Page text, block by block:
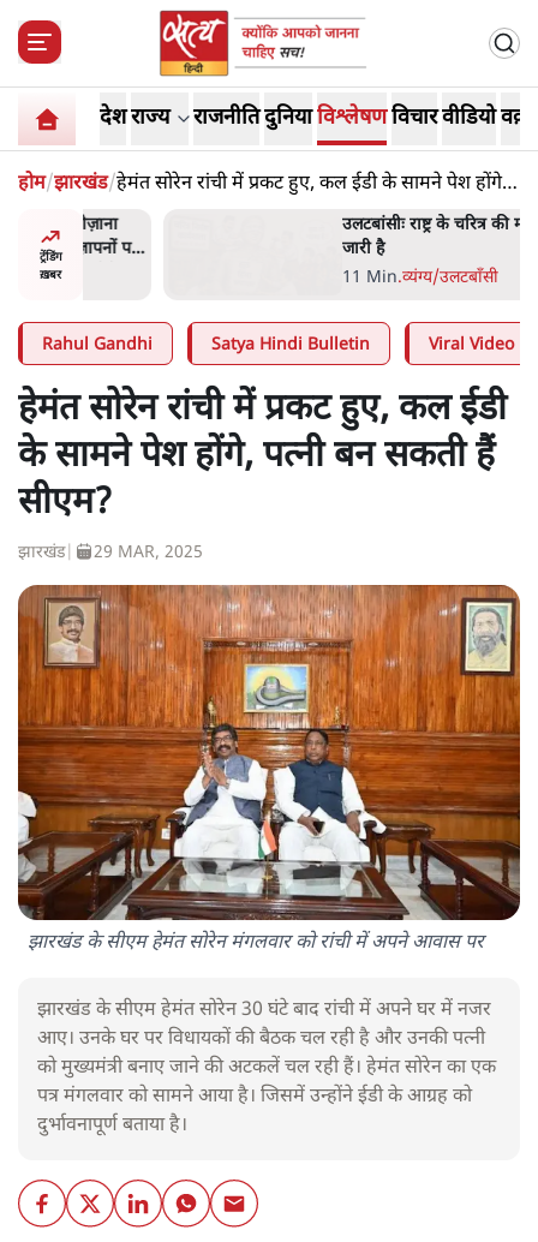
देशराज्य राजनीतिदुनियाविश्लेषणविचारवीडियो
होम/झारखंड/हेमंत सोरेन रांची में प्रकट हुए, कल ईडी के सामने पेश होंगे,
पत्नी बन सकती हैं सीएम?
ट्रेंडिंग
ख़बर
पर
उलटबांसीः राष्ट्र के चरित्र की मरम्मत
व्यंग्य/उलटबाँसी
Rahul Gandhi Satya Hindi Bulletin Viral Video
हेमंत सोरेन रांची में प्रकट हुए, कल ईडी
के सामने पेश होंगे, पत्नी बन सकती हैं
सीएम?
झारखंड| 29 MAR, 2025
झारखंड के सीएम हेमंत सोरेन मंगलवार को रांची में अपने आवास पर
झारखंड के सीएम हेमंत सोरेन 30 घंटे बाद रांची में अपने घर में नजर
आए। उनके घर पर विधायकों की बैठक चल रही है और उनकी पत्नी
को मुख्यमंत्री बनाए जाने की अटकलें चल रही हैं। हेमंत सोरेन का एक
पत्र मंगलवार को सामने आया है। जिसमें उन्होंने ईडी के आग्रह को
दुर्भावनापूर्ण बताया है।